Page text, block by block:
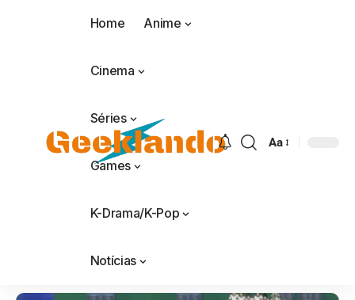
Home Anime
Cinema
Séries
Games
K-Drama/K-Pop
Notícias
Aa